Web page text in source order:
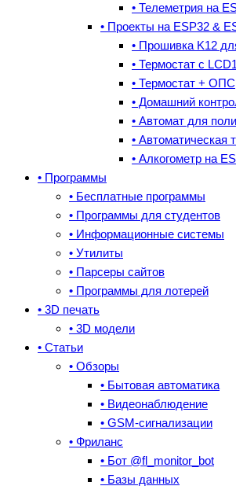
• Телеметрия на
• Проекты на ESP32 &
• Прошивка K12
• Термостат с
• Термостат + ОПС
• Домашний
• Автомат для
• Автоматическая
• Алкогометр на
• Программы
• Бесплатные программы
• Программы для студентов
• Информационные системы
• Утилиты
• Парсеры сайтов
• Программы для лотерей
• 3D печать
• 3D модели
• Статьи
• Обзоры
• Бытовая автоматика
• Видеонаблюдение
• GSM-сигнализации
• Фриланс
• Бот @fl_monitor_bot
• Базы данных